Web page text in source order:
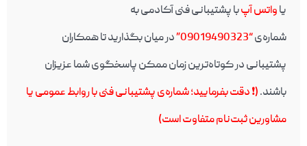
یاواتس آپبا پشتیبانی فنی آکادمی به
شماره‌ی“09019490323”
در میان بگذارید تا همکاران
پشتیبانی در کوتاه‌ترین زمان ممکن پاسخگوی شما عزیزان
باشند.(❗️ دقت بفرمایید؛ شماره‌ی پشتیبانی فنی با روابط عمومی یا
مشاورین ثبت‌نام متفاوت است)